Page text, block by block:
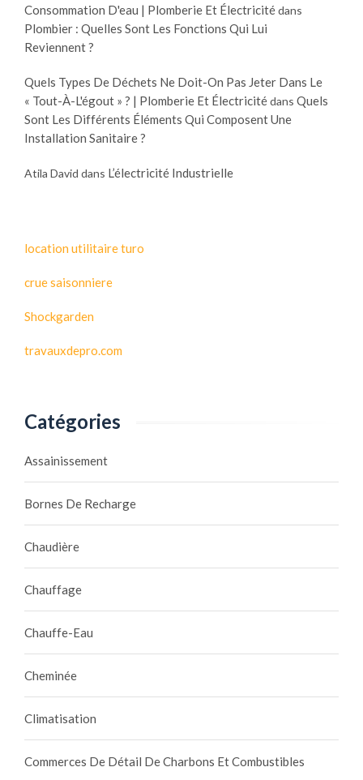
Consommation D'eau | Plomberie Et Électricitédans
Plombier : Quelles Sont Les Fonctions Qui Lui
Reviennent ?
Quels Types De Déchets Ne Doit-On Pas Jeter Dans Le
« Tout-À-L'égout » ? | Plomberie Et Électricitédans Quels
Sont Les Différents Éléments Qui Composent Une
Installation Sanitaire ?
Atila David dans L’électricité Industrielle
location utilitaire turo
crue saisonniere
Shockgarden
travauxdepro.com
Catégories
Assainissement
Bornes De Recharge
Chaudière
Chauffage
Chauffe-Eau
Cheminée
Climatisation
Commerces De Détail De Charbons Et Combustibles